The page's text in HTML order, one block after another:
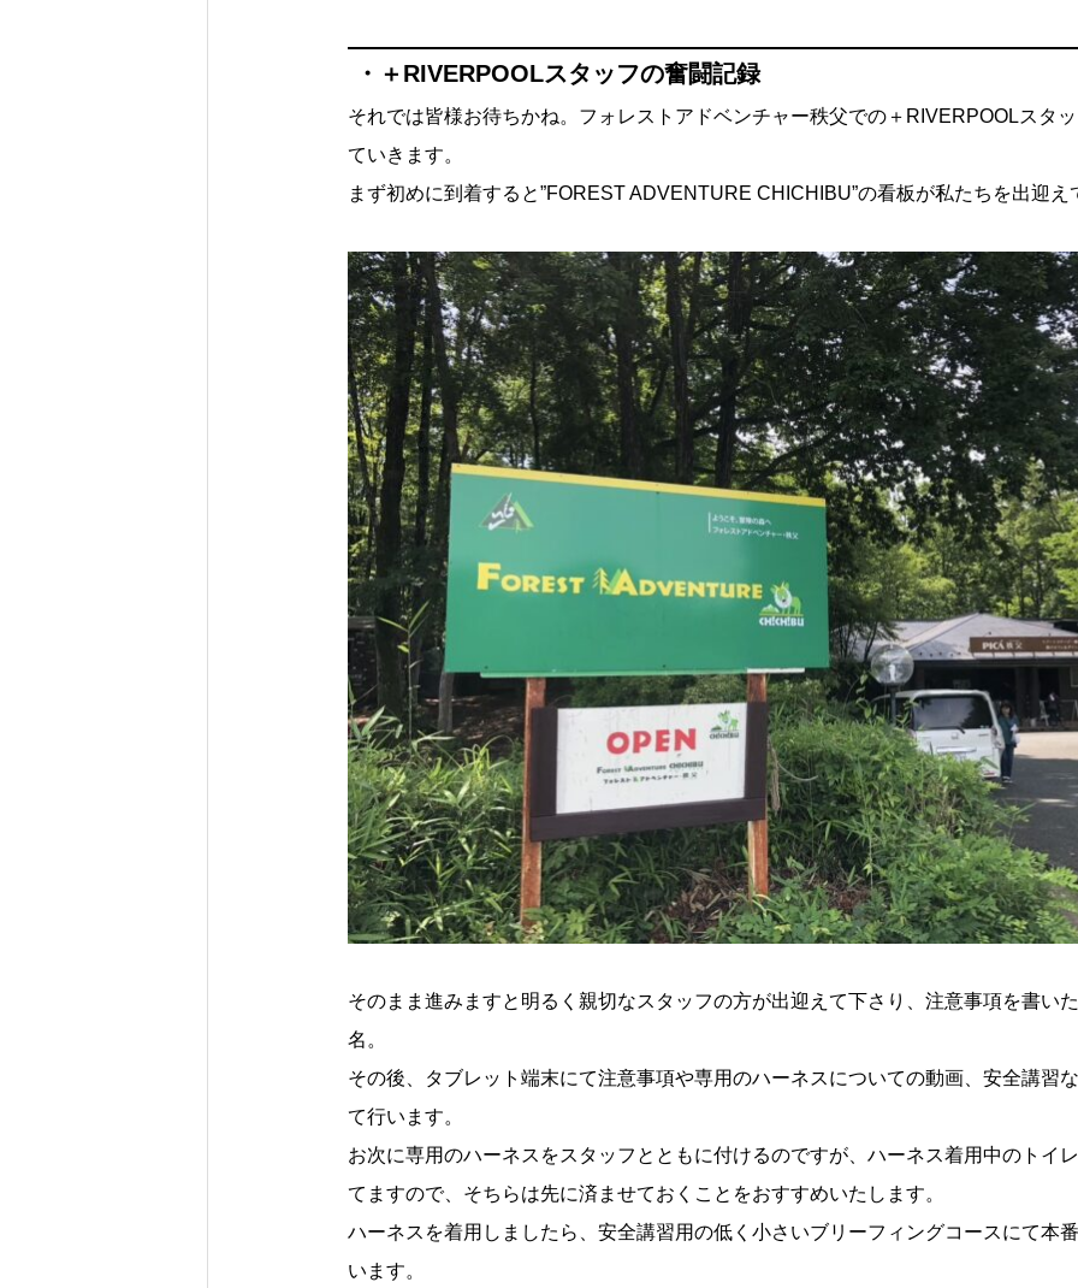
・＋RIVERPOOLスタッフの奮闘記録
それでは皆様お待ちかね。フォレストアドベンチャー秩父での＋RIVERPOOLスタ
ていきます。
まず初めに到着すると”FOREST ADVENTURE CHICHIBU”の看板が私たちを出迎え
そのまま進みますと明るく親切なスタッフの方が出迎えて下さり、注意事項を書い
名。
その後、タブレット端末にて注意事項や専用のハーネスについての動画、安全講習
て行います。
お次に専用のハーネスをスタッフとともに付けるのですが、ハーネス着用中のトイ
てますので、そちらは先に済ませておくことをおすすめいたします。
ハーネスを着用しましたら、安全講習用の低く小さいブリーフィングコースにて本
います。